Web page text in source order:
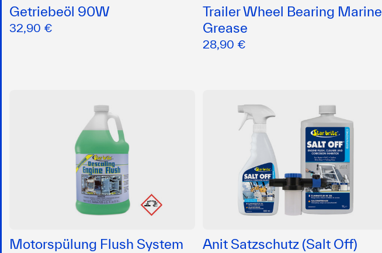
Getriebeöl 90W
32,90 €
Trailer Wheel Bearing Marine
Grease
28,90 €
Motorspülung Flush System Anit Satzschutz (Salt Off)